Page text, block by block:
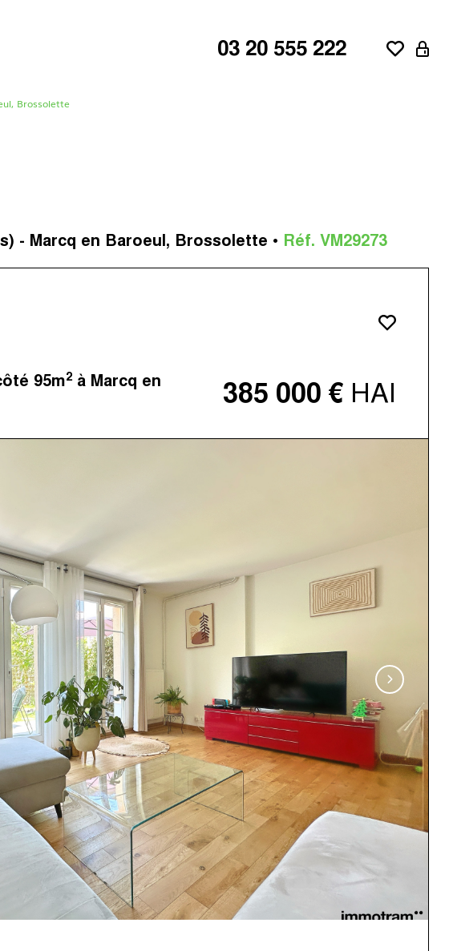
03 20 555 222
Brossolette
- Marcq en Baroeul, Brossolette • Réf. VM29273
95m2à Marcq en
385 000 € HAI